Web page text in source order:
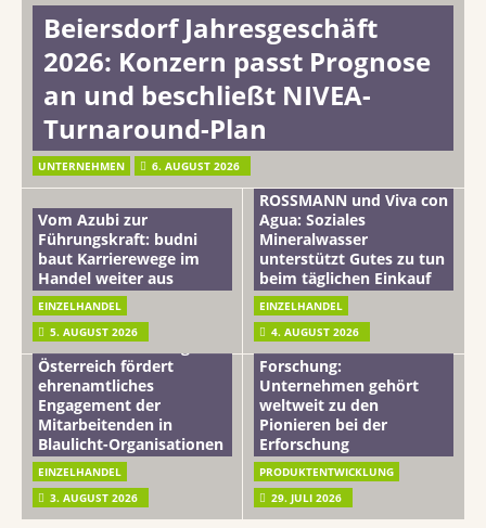
Beiersdorf Jahresgeschäft
2026: Konzern passt Prognose
an und beschließt NIVEA-
Turnaround-Plan
UNTERNEHMEN 6. AUGUST 2026
Vom Azubi zur
Führungskraft: budni
baut Karrierewege im
Handel weiter aus
EINZELHANDEL
5. AUGUST 2026
ROSSMANN und Viva con
Agua: Soziales
Mineralwasser
unterstützt Gutes zu tun
beim täglichen Einkauf
EINZELHANDEL
4. AUGUST 2026
mehr vom leben tag: dm
Österreich fördert
ehrenamtliches
Engagement der
Mitarbeitenden in
Blaulicht-Organisationen
EINZELHANDEL
3. AUGUST 2026
Beiersdorf
Hautmikrobiom-
Forschung:
Unternehmen gehört
weltweit zu den
Pionieren bei der
Erforschung
PRODUKTENTWICKLUNG
29. JULI 2026